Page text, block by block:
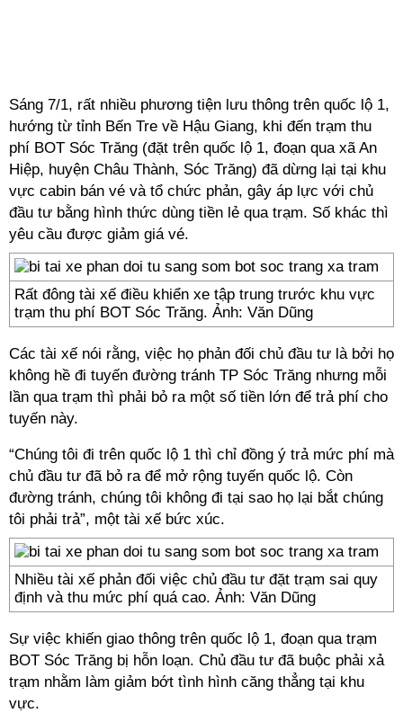
Sáng 7/1, rất nhiều phương tiện lưu thông trên quốc lộ 1,
hướng từ tỉnh Bến Tre về Hậu Giang, khi đến trạm thu
phí BOT Sóc Trăng (đặt trên quốc lộ 1, đoạn qua xã An
Hiệp, huyện Châu Thành, Sóc Trăng) đã dừng lại tại khu
vực cabin bán vé và tổ chức phản, gây áp lực với chủ
đầu tư bằng hình thức dùng tiền lẻ qua trạm. Số khác thì
yêu cầu được giảm giá vé.
Rất đông tài xế điều khiển xe tập trung trước khu vực
trạm thu phí BOT Sóc Trăng. Ảnh: Văn Dũng
Các tài xế nói rằng, việc họ phản đối chủ đầu tư là bởi họ
không hề đi tuyến đường tránh TP Sóc Trăng nhưng mỗi
lần qua trạm thì phải bỏ ra một số tiền lớn để trả phí cho
tuyến này.
“Chúng tôi đi trên quốc lộ 1 thì chỉ đồng ý trả mức phí mà
chủ đầu tư đã bỏ ra để mở rộng tuyến quốc lộ. Còn
đường tránh, chúng tôi không đi tại sao họ lại bắt chúng
tôi phải trả”, một tài xế bức xúc.
Nhiều tài xế phản đối việc chủ đầu tư đặt trạm sai quy
định và thu mức phí quá cao. Ảnh: Văn Dũng
Sự việc khiến giao thông trên quốc lộ 1, đoạn qua trạm
BOT Sóc Trăng bị hỗn loạn. Chủ đầu tư đã buộc phải xả
trạm nhằm làm giảm bớt tình hình căng thẳng tại khu
vực.